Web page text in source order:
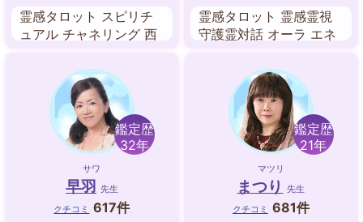
霊感タロット スピリチ
ュアル チャネリング 西
霊感タロット 霊感霊視
守護霊対話 オーラ エネ
ュアル チャクラ 遠隔ヒ
ーリング
鑑定歴
32年
サワ
早羽 先生
クチコミ
617件
鑑定歴
21年
マツリ
まつり 先生
クチコミ 681件